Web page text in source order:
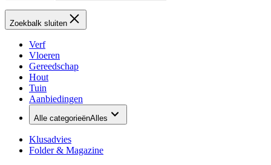
Zoekbalk sluiten
Verf
Vloeren
Gereedschap
Hout
Tuin
Aanbiedingen
Alle categorieënAlles
Klusadvies
Folder & Magazine